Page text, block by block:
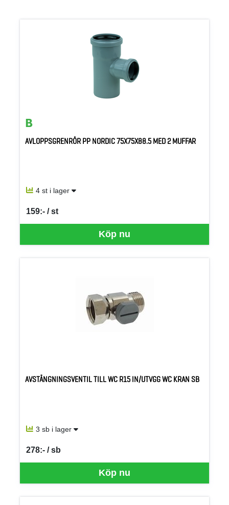
AVLOPPSGRENRÖR PP NORDIC 75X75X88.5 MED 2 MUFFAR
4 st i lager
Köp nu
159:- / st
SEK per ST
AVSTÄNGNINGSVENTIL TILL WC R15 IN/UTVGG WC KRAN SB
3 sb i lager
Köp nu
278:- / sb
SEK per SB